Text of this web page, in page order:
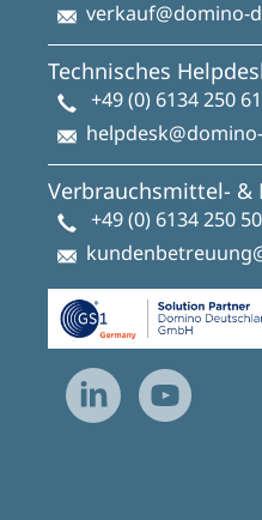
verkauf@domino-
Technisches
+49 (0) 6134 250
Verbrauchsmittel- &
+49 (0) 6134 250